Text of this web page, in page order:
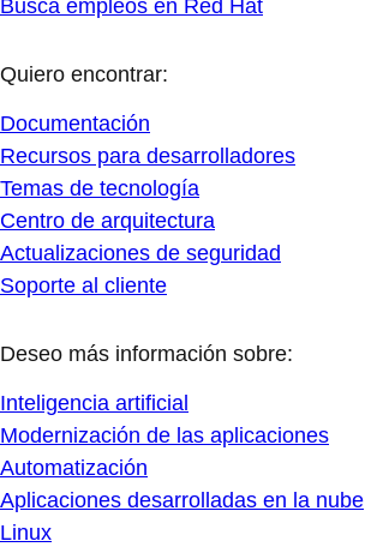
Busca empleos en Red Hat
Quiero encontrar:
Documentación
Recursos para desarrolladores
Temas de tecnología
Centro de arquitectura
Actualizaciones de seguridad
Soporte al cliente
Deseo más información sobre:
Inteligencia artificial
Modernización de las aplicaciones
Automatización
Aplicaciones desarrolladas en la nube
Linux